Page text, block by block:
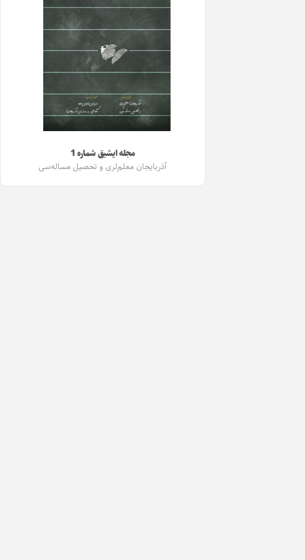
مجله ایشیق شماره 1
آذربایجان معلم‌لری و تحصیل مساله‌سی